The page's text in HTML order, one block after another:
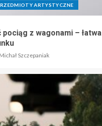
ARTYSTYCZNE
z wagonami – łatwa
Michał Szczepaniak